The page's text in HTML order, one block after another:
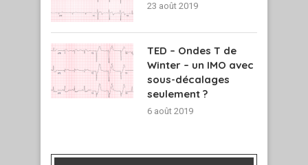
23 août 2019
TED – Ondes T de
Winter – un IMO avec
sous-décalages
seulement ?
6 août 2019